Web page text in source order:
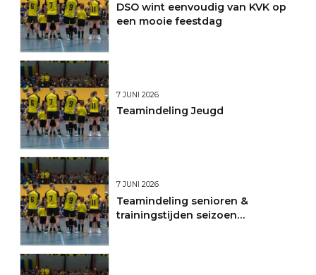
DSO wint eenvoudig van KVK op
een mooie feestdag
7 JUNI 2026
Teamindeling Jeugd
7 JUNI 2026
Teamindeling senioren &
trainingstijden seizoen